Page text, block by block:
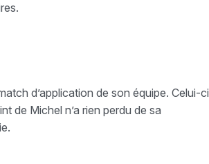
d’application de son équipe. Celui-ci
de Michel n’a rien perdu de sa